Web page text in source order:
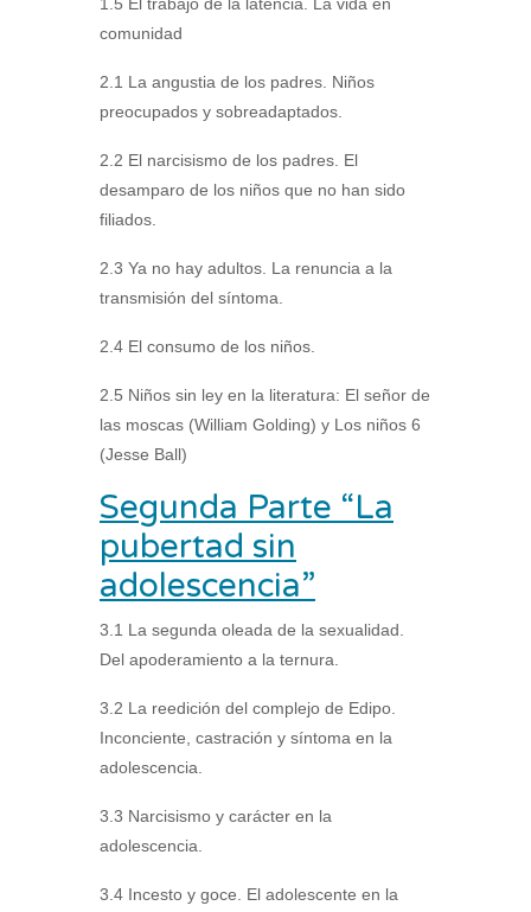
comunidad
2.1 La angustia de los padres. Niños
preocupados y sobreadaptados.
2.2 El narcisismo de los padres. El
desamparo de los niños que no han sido
filiados.
2.3 Ya no hay adultos. La renuncia a la
transmisión del síntoma.
2.4 El consumo de los niños.
2.5 Niños sin ley en la literatura: El señor de
las moscas (William Golding) y Los niños 6
(Jesse Ball)
Segunda Parte “La
pubertad sin
adolescencia”
3.1 La segunda oleada de la sexualidad.
Del apoderamiento a la ternura.
3.2 La reedición del complejo de Edipo.
Inconciente, castración y síntoma en la
adolescencia.
3.3 Narcisismo y carácter en la
adolescencia.
3.4 Incesto y goce. El adolescente en la